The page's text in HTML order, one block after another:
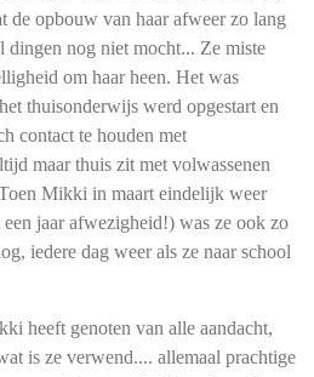
de opbouw van haar afweer zo lang
dingen nog niet mocht... Ze miste
om haar heen. Het was
thuisonderwijs werd opgestart en
contact te houden met
maar thuis zit met volwassenen
Mikki in maart eindelijk weer
jaar afwezigheid!) was ze ook zo
iedere dag weer als ze naar school
heeft genoten van alle aandacht,
is ze verwend.... allemaal prachtige